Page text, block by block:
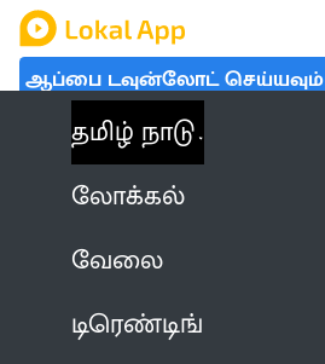
ஆப்பை டவுன்லோட் செய்யவும்
தமிழ் நாடு
லோக்கல்
வேலை
டிரெண்டிங்